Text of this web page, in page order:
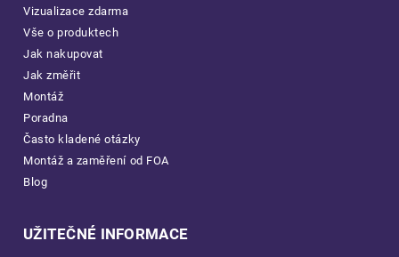
Vizualizace zdarma
Vše o produktech
Jak nakupovat
Jak změřit
Montáž
Poradna
Často kladené otázky
Montáž a zaměření od FOA
Blog
UŽITEČNÉ INFORMACE